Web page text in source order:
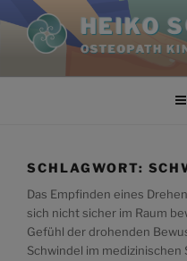
Inhalt
springen
HEIKO
OSTEOPATH
SCHLAGWORT:
Das Empfinden eines
sich nicht sicher im Raum
Gefühl der drohenden
Schwindel im